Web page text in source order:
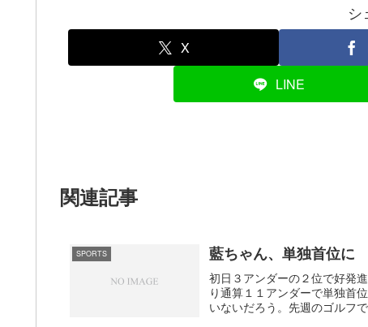
シ
X
LINE
関連記事
SPORTS 藍ちゃん、単独首位に
初日３アンダーの２位で好発
り通算１１アンダーで単独首
いないだろう。先週のゴルフ